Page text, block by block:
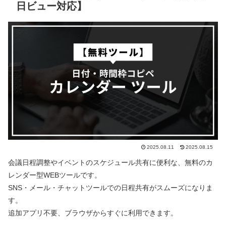
日ビュー対応】
2025.08.11 2025.08.15
会議日程調整やイベントのスケジュール共有に便利な、無料のカ
レンダー型WEBツールです。
SNS・メール・チャットツールでの日程共有がスムーズになりま
す。
追加アプリ不要、ブラウザからすぐに利用できます。